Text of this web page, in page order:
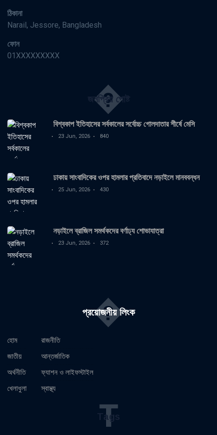
ঠিকানা
Narail, Jessore, Bangladesh
ফোন
01XXXXXXXXX
জনপ্রিয় পোষ্ট
�
বিশ্বকাপ ইতিহাসের সর্বকালের সর্বোচ্চ গোলদাতার শীর্ষে মেসি
23 Jun, 2026 840
ঢাকায় সাংবাদিকের ওপর হামলার প্রতিবাদে নড়াইলে মানববন্ধন
25 Jun, 2026 430
নড়াইলে ব্রাজিল সমর্থকদের বর্ণাঢ্য শোভাযাত্রা
23 Jun, 2026 372
প্রয়োজনীয় লিংক
�
হোম
জাতীয়
অর্থনীতি
খেলাধুলা
রাজনীতি
আন্তর্জাতিক
ফ্যাশন ও লাইফস্টাইল
স্বাস্থ্য
Tags
T